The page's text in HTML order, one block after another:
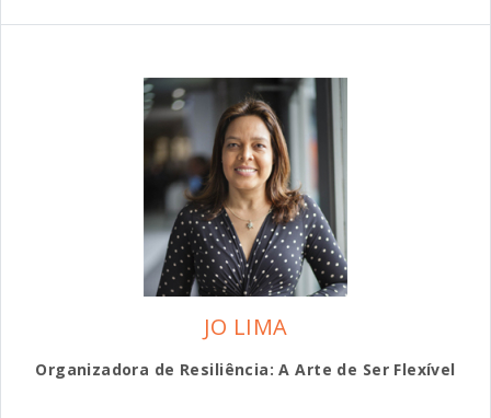
JO LIMA
Organizadora de Resiliência: A Arte de Ser Flexível